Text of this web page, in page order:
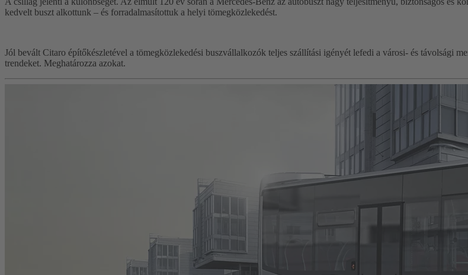
kedvelt buszt alkottunk – és forradalmasítottuk a helyi tömegközlekedést.
Jól bevált Citaro építőkészletével a tömegközlekedési buszvállalkozók teljes szállítási igényét lefedi a városi- és távolsági
trendeket. Meghatározza azokat.